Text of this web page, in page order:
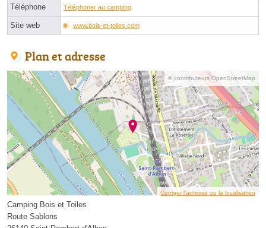
Téléphone Téléphoner au camping
Site web www.bois-et-toiles.com
Plan et adresse
© contributeurs OpenStreetMap
Corriger l’adresse ou la localisation
Camping Bois et Toiles
Route Sablons